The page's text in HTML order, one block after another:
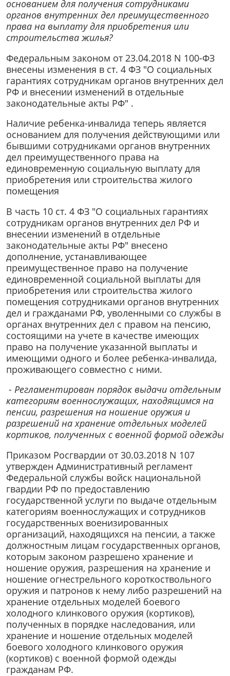
основанием для получения сотрудниками
органов внутренних дел преимущественного
права на выплату для приобретения или
строительства жилья?
Федеральным законом от 23.04.2018 N 100-ФЗ
внесены изменения в ст. 4 ФЗ "О социальных
гарантиях сотрудникам органов внутренних дел
РФ и внесении изменений в отдельные
законодательные акты РФ" .
Наличие ребенка-инвалида теперь является
основанием для получения действующими или
бывшими сотрудниками органов внутренних
дел преимущественного права на
единовременную социальную выплату для
приобретения или строительства жилого
помещения
В часть 10 ст. 4 ФЗ "О социальных гарантиях
сотрудникам органов внутренних дел РФ и
внесении изменений в отдельные
законодательные акты РФ" внесено
дополнение, устанавливающее
преимущественное право на получение
единовременной социальной выплаты для
приобретения или строительства жилого
помещения сотрудниками органов внутренних
дел и гражданами РФ, уволенными со службы в
органах внутренних дел с правом на пенсию,
состоящими на учете в качестве имеющих
право на получение указанной выплаты и
имеющими одного и более ребенка-инвалида,
проживающего совместно с ними.
- Регламентирован порядок выдачи отдельным
категориям военнослужащих, находящимся на
пенсии, разрешения на ношение оружия и
разрешений на хранение отдельных моделей
кортиков, полученных с военной формой одежды
Приказом Росгвардии от 30.03.2018 N 107
утвержден Административный регламент
Федеральной службы войск национальной
гвардии РФ по предоставлению
государственной услуги по выдаче отдельным
категориям военнослужащих и сотрудников
государственных военизированных
организаций, находящихся на пенсии, а также
должностным лицам государственных органов,
которым законом разрешено хранение и
ношение оружия, разрешения на хранение и
ношение огнестрельного короткоствольного
оружия и патронов к нему либо разрешений на
хранение отдельных моделей боевого
холодного клинкового оружия (кортиков),
полученных в порядке наследования, или
хранение и ношение отдельных моделей
боевого холодного клинкового оружия
(кортиков) с военной формой одежды
гражданам РФ.